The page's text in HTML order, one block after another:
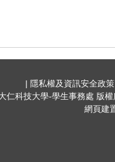
| 隱私權及資訊安全政
仁科技大學-學生事務處 版
網頁建